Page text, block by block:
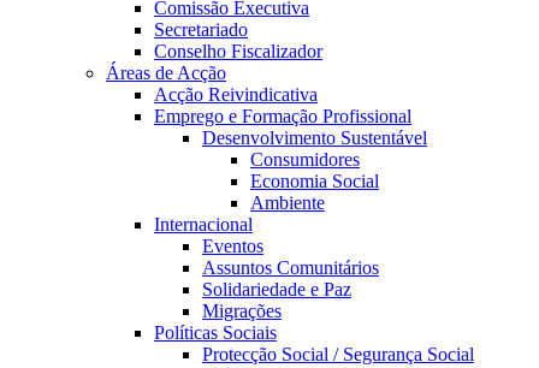
Comissão Executiva
Secretariado
Conselho Fiscalizador
Áreas de Acção
Acção Reivindicativa
Emprego e Formação Profissional
Desenvolvimento Sustentável
Consumidores
Economia Social
Ambiente
Internacional
Eventos
Assuntos Comunitários
Solidariedade e Paz
Migrações
Políticas Sociais
Protecção Social / Segurança Social